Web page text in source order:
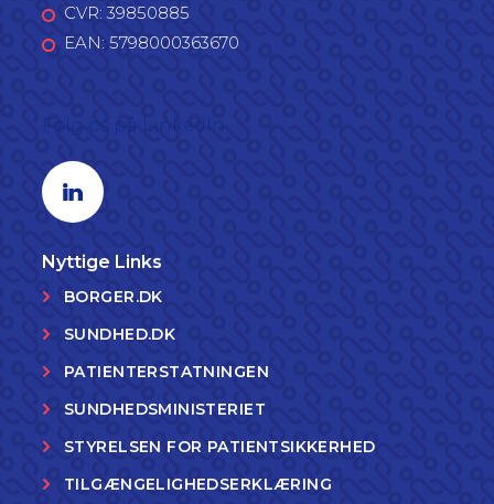
CVR: 39850885
EAN: 5798000363670
Linkedin profil
Nyttige Links
BORGER.DK
SUNDHED.DK
PATIENTERSTATNINGEN
SUNDHEDSMINISTERIET
STYRELSEN FOR PATIENTSIKKERHED
TILGÆNGELIGHEDSERKLÆRING